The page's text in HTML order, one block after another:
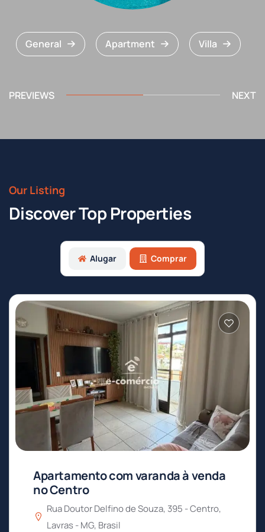
General Apartment Villa
NEXT
PREVIEWS
Our Listing
Discover Top Properties
Alugar Comprar
Apartamento com varanda à venda
no Centro
Rua Doutor Delfino de Souza, 395 - Centro,
Lavras - MG, Brasil